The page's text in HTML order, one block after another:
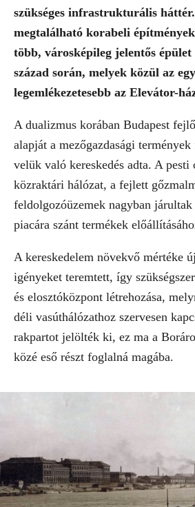
szükséges infrastrukturális
megtalálható korabeli
több, városképileg jelentős
század során, melyek közül az
legemlékezetesebb az Elevátor-
A dualizmus korában Budapest
alapját a mezőgazdasági termények
velük való kereskedés adta. A
közraktári hálózat, a fejlett
feldolgozóüzemek nagyban
piacára szánt termékek
A kereskedelem növekvő mértéke
igényeket teremtett, így
és elosztóközpont létrehozása,
déli vasúthálózathoz szervesen
rakpartot jelölték ki, ez ma a
közé eső részt foglalná magába.